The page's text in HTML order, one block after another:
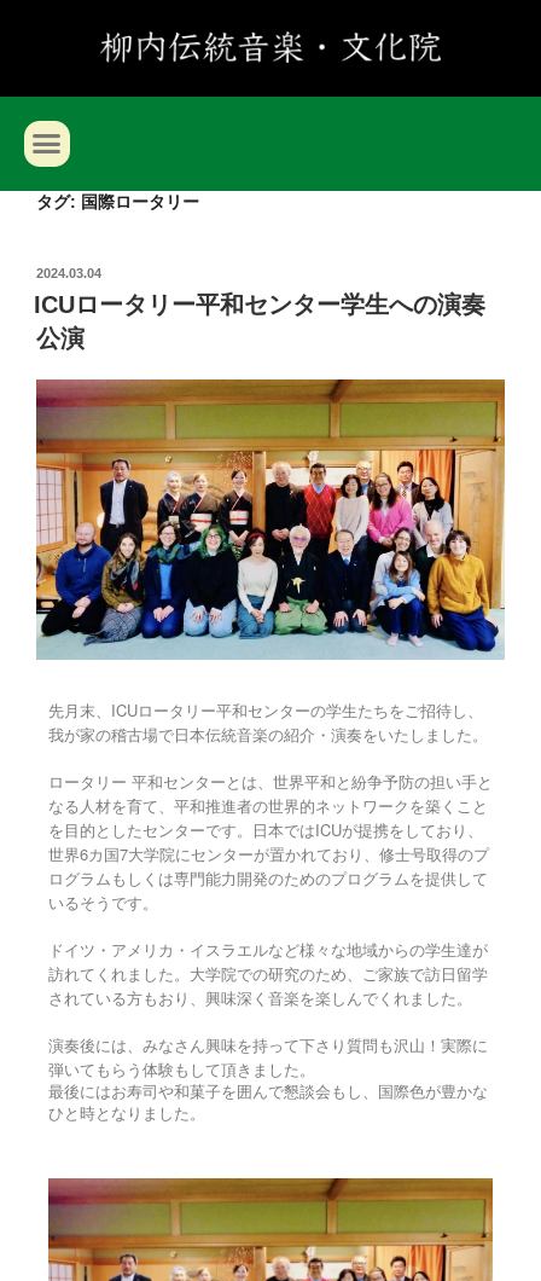
タグ: 国際ロータリー
2024.03.04
ICUロータリー平和センター学生への演奏
公演
先月末、ICUロータリー平和センターの学生たちをご招待し、
我が家の稽古場で日本伝統音楽の紹介・演奏をいたしました。
ロータリー 平和センターとは、世界平和と紛争予防の担い手と
なる人材を育て、平和推進者の世界的ネットワークを築くこと
を目的としたセンターです。日本ではICUが提携をしており、
世界6カ国7大学院にセンターが置かれており、修士号取得のプ
ログラムもしくは専門能力開発のためのプログラムを提供して
いるそうです。
ドイツ・アメリカ・イスラエルなど様々な地域からの学生達が
訪れてくれました。大学院での研究のため、ご家族で訪日留学
されている方もおり、興味深く音楽を楽しんでくれました。
演奏後には、みなさん興味を持って下さり質問も沢山！実際に
弾いてもらう体験もして頂きました。
最後にはお寿司や和菓子を囲んで懇談会もし、国際色が豊かな
ひと時となりました。